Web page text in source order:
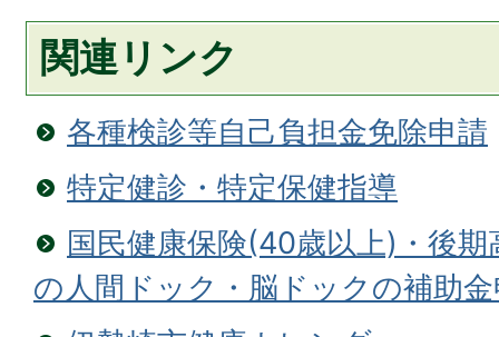
関連リンク
各種検診等自己負担金免除申請
特定健診・特定保健指導
国民健康保険(40歳以上)・後
の人間ドック・脳ドックの補助